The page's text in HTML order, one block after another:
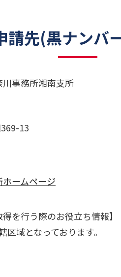
請先(黒ナンバ
事務所湘南支所
13
ームページ
を行う際のお役立ち情報】
域となっております。